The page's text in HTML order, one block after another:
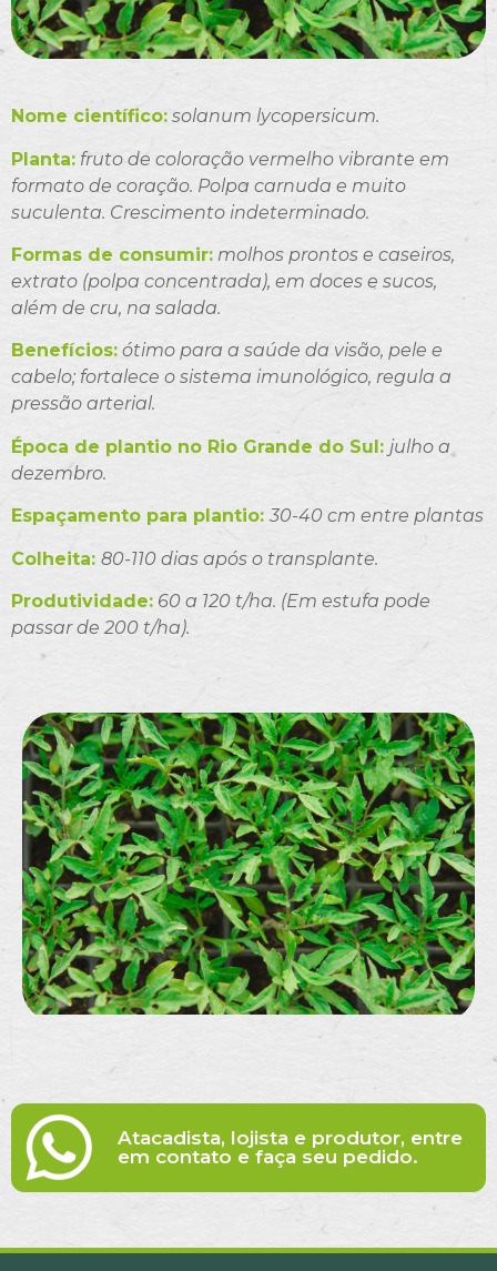
Nome científico: solanum lycopersicum.
Planta: fruto de coloração vermelho vibrante em
formato de coração. Polpa carnuda e muito
suculenta. Crescimento indeterminado.
Formas de consumir: molhos prontos e caseiros,
extrato (polpa concentrada), em doces e sucos,
além de cru, na salada.
Benefícios: ótimo para a saúde da visão, pele e
cabelo; fortalece o sistema imunológico, regula a
pressão arterial.
Época de plantio no Rio Grande do Sul: julho a
dezembro.
Espaçamento para plantio:30-40 cm entre plantas
Colheita: 80-110 dias após o transplante.
Produtividade: 60 a 120 t/ha. (Em estufa pode
passar de 200 t/ha).
Atacadista, lojista e produtor, entre
em contato e faça seu pedido.